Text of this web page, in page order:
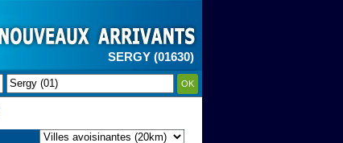
SERGY (01630)
OK